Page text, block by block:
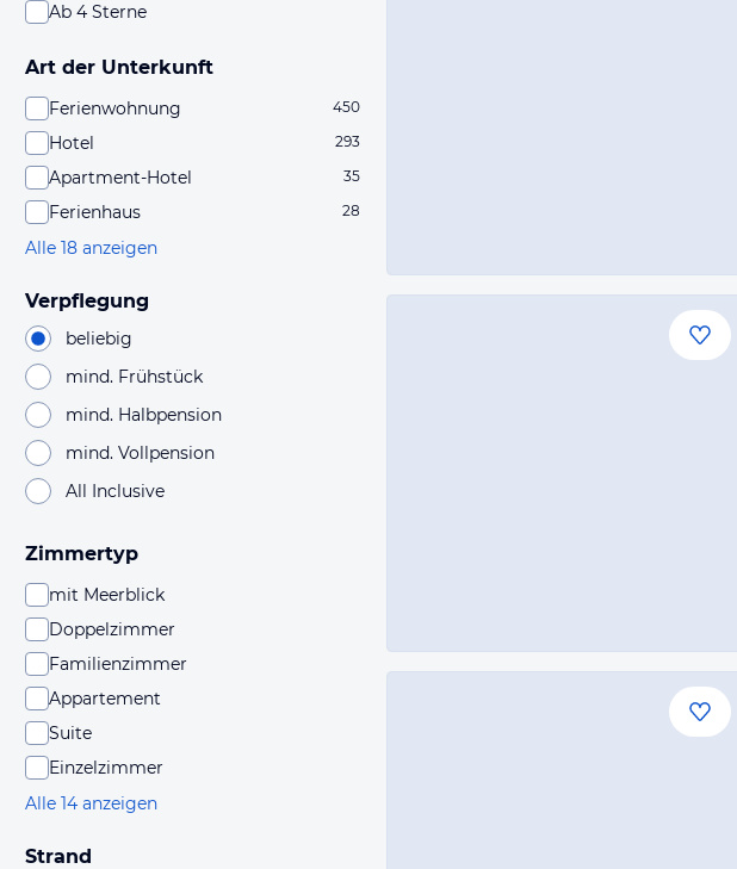
Ab 4 Sterne
Art der Unterkunft
Ferienwohnung 450
Hotel 293
Apartment-Hotel 35
Ferienhaus 28
Alle 18 anzeigen
Verpflegung
beliebig
mind. Frühstück
mind. Halbpension
mind. Vollpension
All Inclusive
Zimmertyp
mit Meerblick
Doppelzimmer
Familienzimmer
Appartement
Suite
Einzelzimmer
Alle 14 anzeigen
Strand